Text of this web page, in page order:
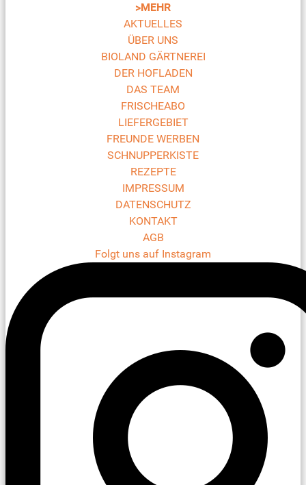
>MEHR
AKTUELLES
ÜBER UNS
BIOLAND GÄRTNEREI
DER HOFLADEN
DAS TEAM
FRISCHEABO
LIEFERGEBIET
FREUNDE WERBEN
SCHNUPPERKISTE
REZEPTE
IMPRESSUM
DATENSCHUTZ
KONTAKT
AGB
Folgt uns auf Instagram